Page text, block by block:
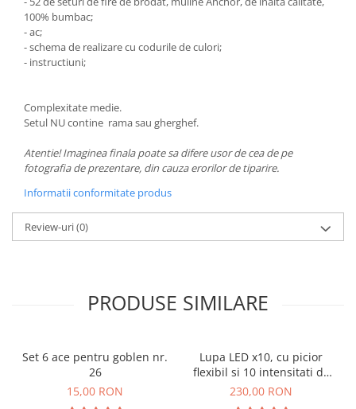
100% bumbac;
- ac;
- schema de realizare cu codurile de culori;
- instructiuni;
Complexitate medie.
Setul NU contine rama sau gherghef.
Atentie! Imaginea finala poate sa difere usor de cea de pe
fotografia de prezentare, din cauza erorilor de tiparire.
Informatii conformitate produs
Review-uri(0)
PRODUSE SIMILARE
Set 6 ace pentru goblen nr.
26
15,00 RON
Lupa LED x10, cu picior
flexibil si 10 intensitati de
lumina
230,00 RON